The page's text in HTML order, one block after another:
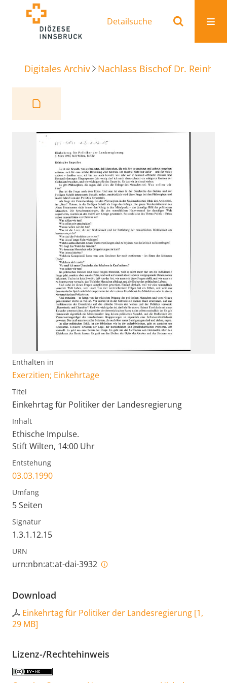
Detailsuche
Digitales Archiv Nachlass Bischof Dr.
Enthalten in
Exerzitien; Einkehrtage
Titel
Einkehrtag für Politiker der Landesregierung
Inhalt
Ethische Impulse.
Stift Wilten, 14:00 Uhr
Entstehung
03.03.1990
Umfang
5 Seiten
Signatur
1.3.1.12.15
URN
urn:nbn:at:at-dai-3932
Download
Einkehrtag für Politiker der Landesregierung [1,
29 MB]
Lizenz-/Rechtehinweis